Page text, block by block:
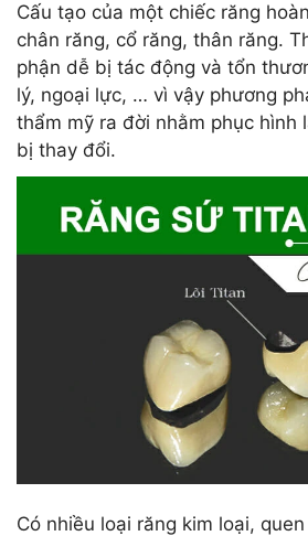
Cấu tạo của một chiếc răng
chân răng, cổ răng, thân răng.
phận dễ bị tác động và tổn
lý, ngoại lực, … vì vậy phương
thẩm mỹ ra đời nhằm phục hình
bị thay đổi.
Có nhiều loại răng kim loại,